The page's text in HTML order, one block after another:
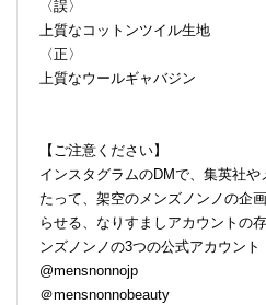
〈誤〉
上質なコットンツイル生地
〈正〉
上質なウールギャバジン
【ご注意ください】
インスタグラムのDMで、集英社
たって、架空のメンズノンノの企
らせる、なりすましアカウントの
ンズノンノの3つの公式アカウント
@mensnonnojp
＠mensnonnobeauty